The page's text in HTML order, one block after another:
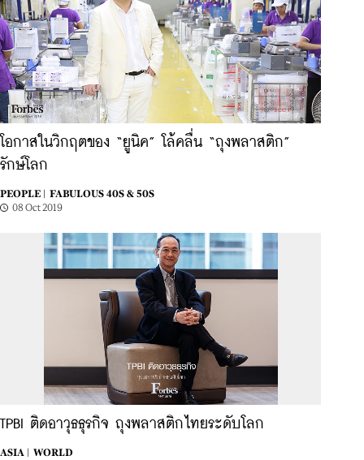
โอกาสในวิกฤตของ “ยูนิค” โล้คลื่น “ถุงพลาสติก”
รักษ์โลก
PEOPLE |
FABULOUS 40S & 50S
08 Oct 2019
TPBI ติดอาวุธธุรกิจ ถุงพลาสติกไทยระดับโลก
ASIA |
WORLD